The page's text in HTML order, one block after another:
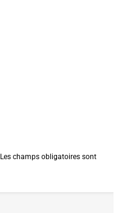
Les champs obligatoires sont